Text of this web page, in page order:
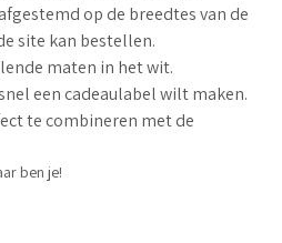
op de breedtes van de
site kan bestellen.
maten in het wit.
een cadeaulabel wilt maken.
te combineren met de
ben je!